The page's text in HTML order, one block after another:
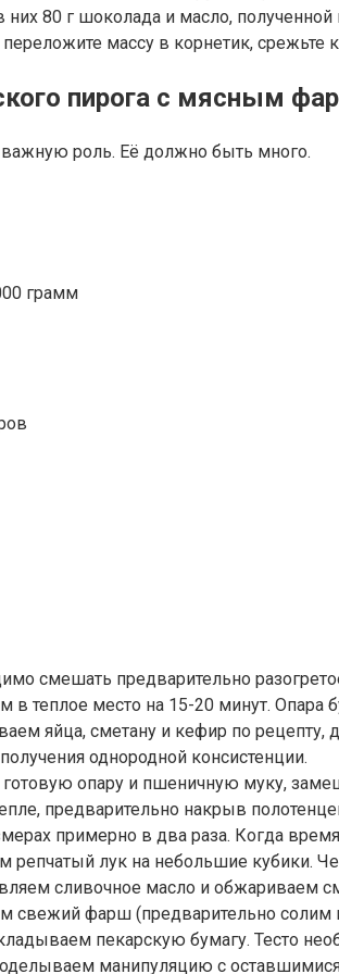
них 80 г шоколада и масло, полученной
массу в корнетик, срежьте
пирога с мясным
важную роль. Её должно быть много.
грамм
смешать предварительно
теплое место на 15-20 минут. Опара
яйца, сметану и кефир по рецепту,
однородной консистенции.
опару и пшеничную муку,
предварительно накрыв
примерно в два раза. Когда
репчатый лук на небольшие кубики.
сливочное масло и обжариваем
свежий фарш (предварительно
пекарскую бумагу. Тесто
манипуляцию с оставшимися